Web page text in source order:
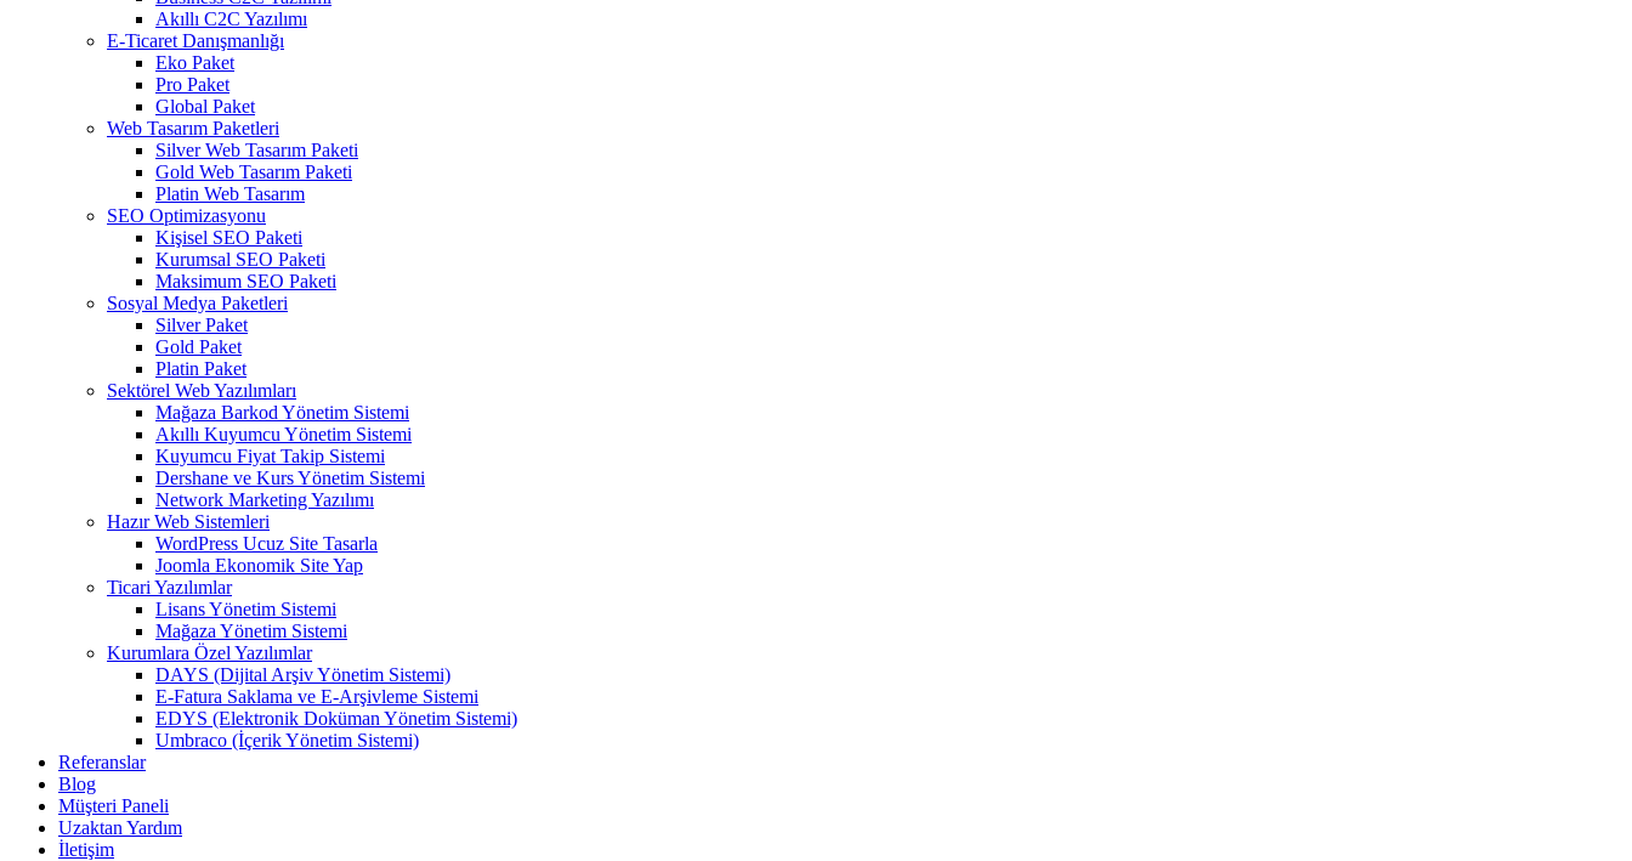
Akıllı C2C Yazılımı
E-Ticaret Danışmanlığı
Eko Paket
Pro Paket
Global Paket
Web Tasarım Paketleri
Silver Web Tasarım Paketi
Gold Web Tasarım Paketi
Platin Web Tasarım
SEO Optimizasyonu
Kişisel SEO Paketi
Kurumsal SEO Paketi
Maksimum SEO Paketi
Sosyal Medya Paketleri
Silver Paket
Gold Paket
Platin Paket
Sektörel Web Yazılımları
Mağaza Barkod Yönetim Sistemi
Akıllı Kuyumcu Yönetim Sistemi
Kuyumcu Fiyat Takip Sistemi
Dershane ve Kurs Yönetim Sistemi
Network Marketing Yazılımı
Hazır Web Sistemleri
WordPress Ucuz Site Tasarla
Joomla Ekonomik Site Yap
Ticari Yazılımlar
Lisans Yönetim Sistemi
Mağaza Yönetim Sistemi
Kurumlara Özel Yazılımlar
DAYS (Dijital Arşiv Yönetim Sistemi)
E-Fatura Saklama ve E-Arşivleme Sistemi
EDYS (Elektronik Doküman Yönetim Sistemi)
Umbraco (İçerik Yönetim Sistemi)
Referanslar
Blog
Müşteri Paneli
Uzaktan Yardım
İletişim